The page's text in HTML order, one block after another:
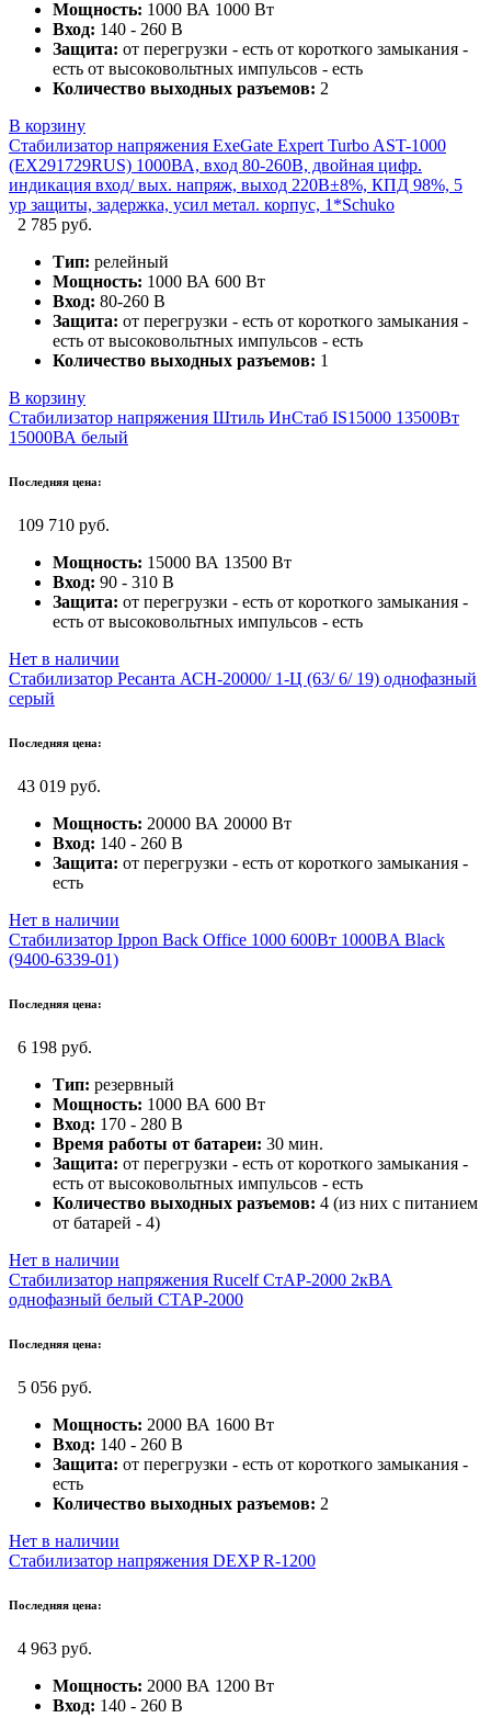
Мощность: 1000 ВА 1000 Вт
Вход: 140 - 260 В
Защита: от перегрузки - есть от короткого замыкания -
есть от высоковольтных импульсов - есть
Количество выходных разъемов: 2
В корзину
Стабилизатор напряжения ExeGate Expert Turbo AST-1000
(EX291729RUS) 1000ВА, вход 80-260В, двойная цифр.
индикация вход/ вых. напряж, выход 220В±8%, КПД 98%, 5
ур защиты, задержка, усил метал. корпус, 1*Schuko
2 785 руб.
Тип: релейный
Мощность: 1000 ВА 600 Вт
Вход: 80-260 В
Защита: от перегрузки - есть от короткого замыкания -
есть от высоковольтных импульсов - есть
Количество выходных разъемов: 1
В корзину
Стабилизатор напряжения Штиль ИнСтаб IS15000 13500Вт
15000ВА белый
Последняя цена:
109 710 руб.
Мощность: 15000 ВА 13500 Вт
Вход: 90 - 310 В
Защита: от перегрузки - есть от короткого замыкания -
есть от высоковольтных импульсов - есть
Нет в наличии
Стабилизатор Ресанта АСН-20000/ 1-Ц (63/ 6/ 19) однофазный
серый
Последняя цена:
43 019 руб.
Мощность: 20000 ВА 20000 Вт
Вход: 140 - 260 В
Защита: от перегрузки - есть от короткого замыкания -
есть
Нет в наличии
Стабилизатор Ippon Back Office 1000 600Вт 1000BA Black
(9400-6339-01)
Последняя цена:
6 198 руб.
Тип: резервный
Мощность: 1000 ВА 600 Вт
Вход: 170 - 280 В
Время работы от батареи: 30 мин.
Защита: от перегрузки - есть от короткого замыкания -
есть от высоковольтных импульсов - есть
Количество выходных разъемов: 4 (из них с питанием
от батарей - 4)
Нет в наличии
Стабилизатор напряжения Rucelf СтАР-2000 2кВА
однофазный белый СТАР-2000
Последняя цена:
5 056 руб.
Мощность: 2000 ВА 1600 Вт
Вход: 140 - 260 В
Защита: от перегрузки - есть от короткого замыкания -
есть
Количество выходных разъемов: 2
Нет в наличии
Стабилизатор напряжения DEXP R-1200
Последняя цена:
4 963 руб.
Мощность: 2000 ВА 1200 Вт
Вход: 140 - 260 В